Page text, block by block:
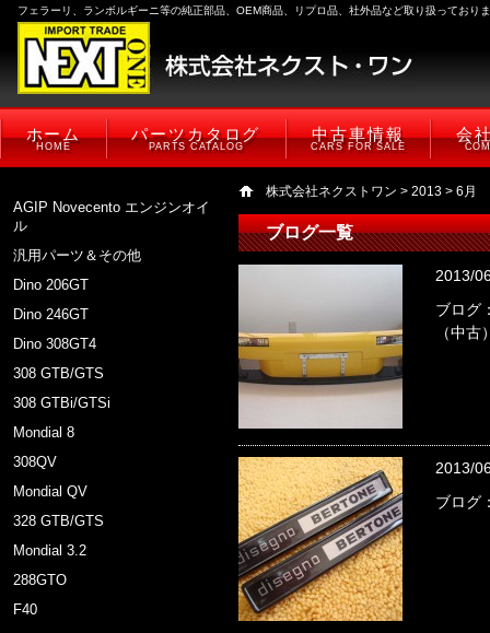
フェラーリ、ランボルギーニ等の純正部品、OEM商品、リプロ品、社外品など取り扱っており
ホーム
HOME
パーツカタログ
PARTS CATALOG
中古車情報
CARS FOR SALE
会
AGIP Novecento エンジンオイ
ル
汎用パーツ＆その他
Dino 206GT
Dino 246GT
Dino 308GT4
308 GTB/GTS
308 GTBi/GTSi
Mondial 8
308QV
Mondial QV
328 GTB/GTS
Mondial 3.2
288GTO
F40
株式会社ネクストワン > 2013 > 6月
ブログ一覧
2013/
ブログ
（中古
2013/
ブログ